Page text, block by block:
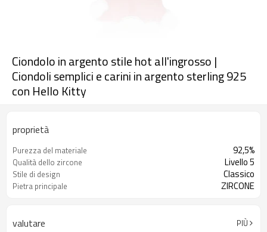
Ciondolo in argento stile hot all'ingrosso |
Ciondoli semplici e carini in argento sterling 925
con Hello Kitty
proprietà
Purezza del materiale 92,5%
Qualità dello zircone Livello 5
Stile di design Classico
Pietra principale ZIRCONE
valutare PIÙ